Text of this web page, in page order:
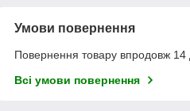
Умови повернення
Повернення товару впродовж 14
Всі умови повернення